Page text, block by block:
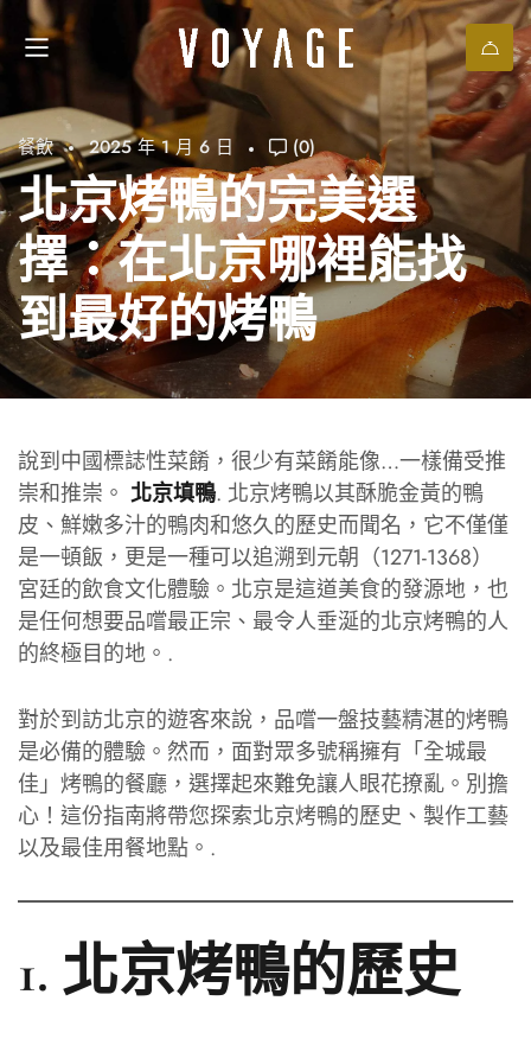
餐飲 2025 年 1 月 6 日 (0)
北京烤鴨的完美選
擇：在北京哪裡能找
到最好的烤鴨
說到中國標誌性菜餚，很少有菜餚能像…一樣備受推
崇和推崇。 北京填鴨. 北京烤鴨以其酥脆金黃的鴨
皮、鮮嫩多汁的鴨肉和悠久的歷史而聞名，它不僅僅
是一頓飯，更是一種可以追溯到元朝（1271-1368）
宮廷的飲食文化體驗。北京是這道美食的發源地，也
是任何想要品嚐最正宗、最令人垂涎的北京烤鴨的人
的終極目的地。.
對於到訪北京的遊客來說，品嚐一盤技藝精湛的烤鴨
是必備的體驗。然而，面對眾多號稱擁有「全城最
佳」烤鴨的餐廳，選擇起來難免讓人眼花撩亂。別擔
心！這份指南將帶您探索北京烤鴨的歷史、製作工藝
以及最佳用餐地點。.
1. 北京烤鴨的歷史